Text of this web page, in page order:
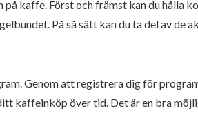
kaffe. Först och främst kan du hålla
På så sätt kan du ta del av de
Genom att registrera dig för
kaffeinköp över tid. Det är en bra